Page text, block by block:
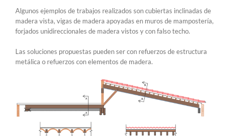
Algunos ejemplos de trabajos realizados son cubiertas inclinadas de
madera vista, vigas de madera apoyadas en muros de mampostería,
forjados unidireccionales de madera vistos y con falso techo.
Las soluciones propuestas pueden ser con refuerzos de estructura
metálica o refuerzos con elementos de madera.